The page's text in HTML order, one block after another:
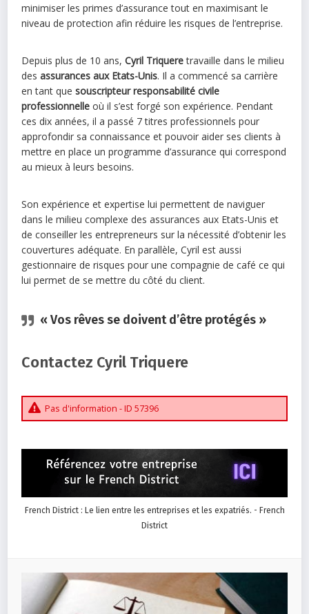
minimiser les primes d’assurance tout en maximisant le
niveau de protection afin réduire les risques de l’entreprise.
Depuis plus de 10 ans,Cyril Triqueretravaille dans le milieu
desassurances aux Etats-Unis. Il a commencé sa carrière
en tant quesouscripteur responsabilité civile
professionnelle où il s’est forgé son expérience. Pendant
ces dix années, il a passé 7 titres professionnels pour
approfondir sa connaissance et pouvoir aider ses clients à
mettre en place un programme d’assurance qui correspond
au mieux à leurs besoins.
Son expérience et expertise lui permettent de naviguer
dans le milieu complexe des assurances aux Etats-Unis et
de conseiller les entrepreneurs sur la nécessité d’obtenir les
couvertures adéquate. En parallèle, Cyril est aussi
gestionnaire de risques pour une compagnie de café ce qui
lui permet de se mettre du côté du client.
« Vos rêves se doivent d’être protégés »
Contactez Cyril Triquere
Pas d'information - ID 57396
French District : Le lien entre les entreprises et les expatriés. - French
District